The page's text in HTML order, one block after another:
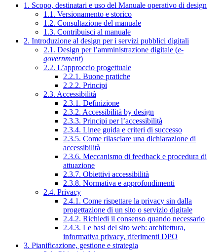
1. Scopo, destinatari e uso del Manuale operativo di design
1.1. Versionamento e storico
1.2. Consultazione del manuale
1.3. Contribuisci al manuale
2. Introduzione al design per i servizi pubblici digitali
2.1. Design per l’amministrazione digitale (e-
government)
2.2. L’approccio progettuale
2.2.1. Buone pratiche
2.2.2. Principi
2.3. Accessibilità
2.3.1. Definizione
2.3.2. Accessibilità by design
2.3.3. Principi per l’accessibilità
2.3.4. Linee guida e criteri di successo
2.3.5. Come rilasciare una dichiarazione di
accessibilità
2.3.6. Meccanismo di feedback e procedura di
attuazione
2.3.7. Obiettivi accessibilità
2.3.8. Normativa e approfondimenti
2.4. Privacy
2.4.1. Come rispettare la privacy sin dalla
progettazione di un sito o servizio digitale
2.4.2. Richiedi il consenso quando necessario
2.4.3. Le basi del sito web: architettura,
informativa privacy, riferimenti DPO
3. Pianificazione, gestione e strategia